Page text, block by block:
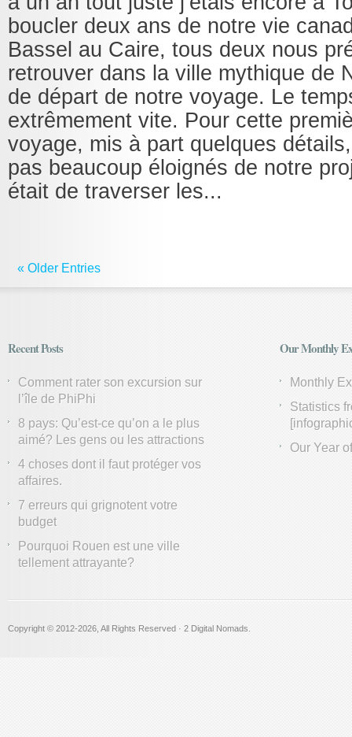
boucler deux ans de notre vie
Bassel au Caire, tous deux nous
retrouver dans la ville mythique de
de départ de notre voyage. Le
extrêmement vite. Pour cette
voyage, mis à part quelques
pas beaucoup éloignés de notre
était de traverser les...
« Older Entries
Recent Posts
Comment rater son excursion sur
l’île de PhiPhi
8 pays: Qu’est-ce qu’on a le plus
aimé? Les gens ou les attractions
4 choses dont il faut protéger vos
affaires.
7 erreurs qui grignotent votre
budget
Pourquoi Rouen est une ville
tellement attrayante?
Our Monthly
Monthly
Statistics
Our Year
Copyright © 2012-2026, All Rights Reserved · 2 Digital Nomads.